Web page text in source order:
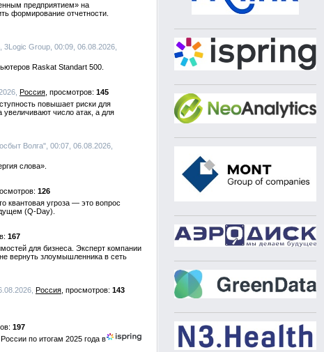
предприятием» на
формирование отчетности.
, 3Logic Group, 00:09, 06.08.2026,
Raskat Standart 500.
Россия
145
повышает риски для
число атак, а для
Волга", 00:07, 06.08.2026,
слова».
126
квантовая угроза — это вопрос
(Q-Day).
167
для бизнеса. Эксперт компании
вернуть злоумышленника в сеть
Россия
143
197
по итогам 2025 года в